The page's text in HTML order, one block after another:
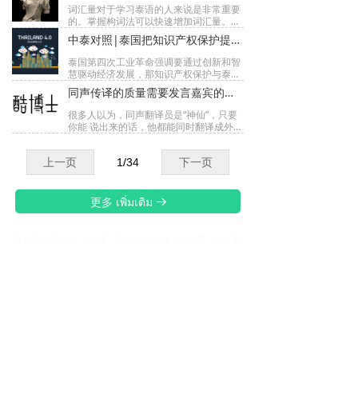
词汇量对于学习泰语的人来说是非常重要
的。掌握构词法可以快速增加词汇量。本
文将以实际案例向大家介绍泰语的两种构
词法，旨在帮助泰语学习者更高效地学习
泰语。
中泰对照|泰国把知识产权保护提高到第四次工业革命的战略高度
泰国第四次工业革命强调要通过创新和智
慧驱动经济发展，那知识产权保护与泰国
第四次工作革命有什么关系？
同声传译的质量需要发言嘉宾的密切配合
很多人以为，同声翻译员是“神仙”，只要
你能 说出来的话，他都能同时翻译成外
很多因素有关……
上一页 下一页
1/34
更多 เพิ่มเติม 뀠